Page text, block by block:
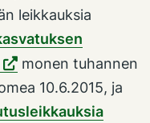
leikkauksia
monen tuhannen
10.6.2015, ja